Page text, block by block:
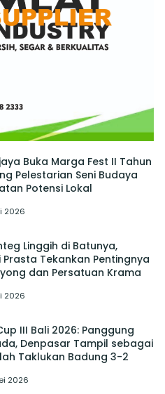
Buka Marga Fest II Tahun
Pelestarian Seni Budaya
Potensi Lokal
2026
Linggih di Batunya,
Prasta Tekankan Pentingnya
dan Persatuan Krama
2026
III Bali 2026: Panggung
Denpasar Tampil sebagai
Taklukan Badung 3-2
2026